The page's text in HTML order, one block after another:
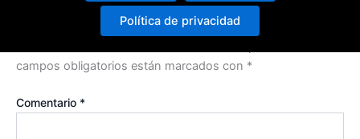
Deja una respuesta
campos obligatorios están marcados con *
Comentario *
Política de privacidad